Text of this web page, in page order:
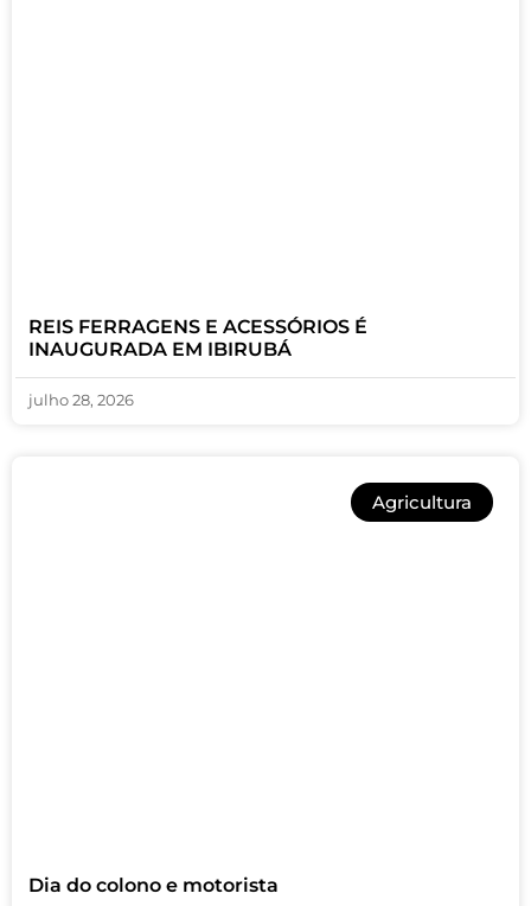
REIS FERRAGENS E ACESSÓRIOS É
INAUGURADA EM IBIRUBÁ
julho 28, 2026
Agricultura
Dia do colono e motorista